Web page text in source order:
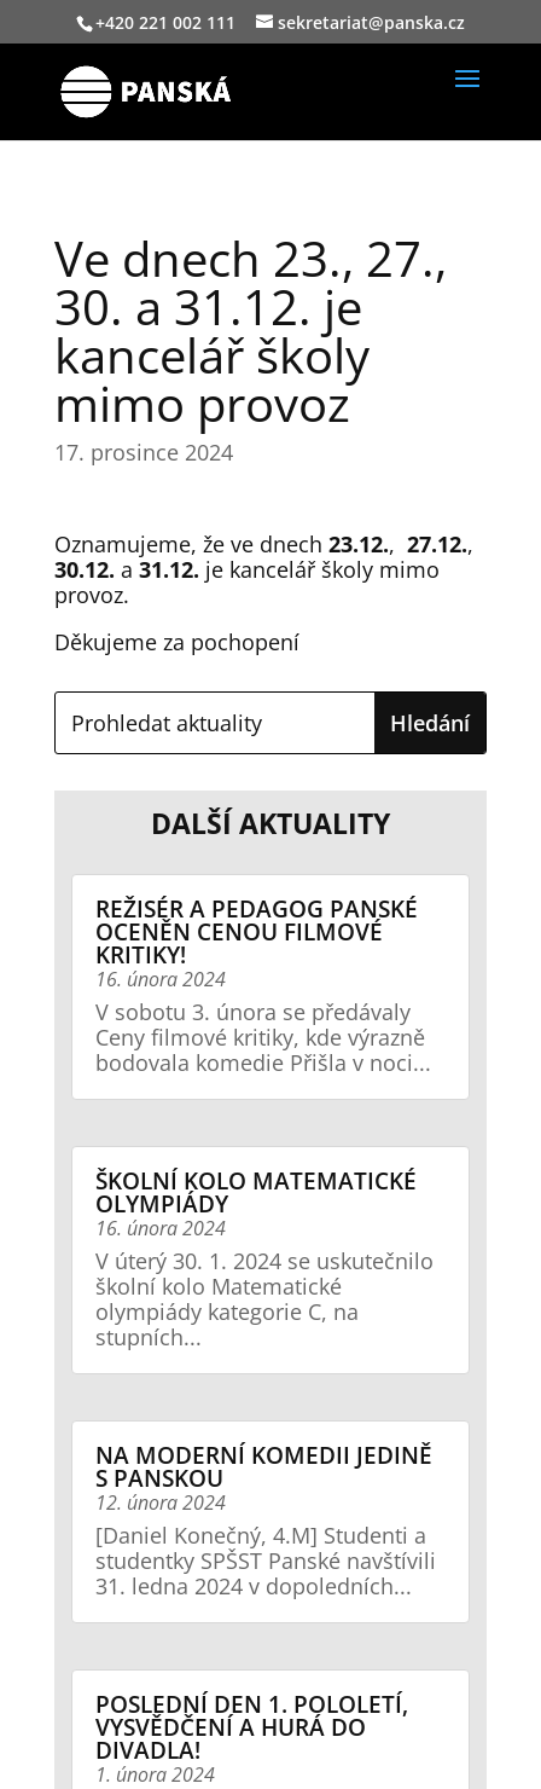
+420 221 002 111 sekretariat@panska.cz
Ve dnech 23., 27.,
30. a 31.12. je
kancelář školy
mimo provoz
17. prosince 2024
Oznamujeme, že ve dnech 23.12., 27.12.,
30.12. a 31.12. je kancelář školy mimo
provoz.
Děkujeme za pochopení
DALŠÍ AKTUALITY
REŽISÉR A PEDAGOG PANSKÉ
OCENĚN CENOU FILMOVÉ
KRITIKY!
16. února 2024
V sobotu 3. února se předávaly
Ceny filmové kritiky, kde výrazně
bodovala komedie Přišla v noci...
ŠKOLNÍ KOLO MATEMATICKÉ
OLYMPIÁDY
16. února 2024
V úterý 30. 1. 2024 se uskutečnilo
školní kolo Matematické
olympiády kategorie C, na
stupních...
NA MODERNÍ KOMEDII JEDINĚ
S PANSKOU
12. února 2024
[Daniel Konečný, 4.M] Studenti a
studentky SPŠST Panské navštívili
31. ledna 2024 v dopoledních...
POSLEDNÍ DEN 1. POLOLETÍ,
VYSVĚDČENÍ A HURÁ DO
DIVADLA!
1. února 2024